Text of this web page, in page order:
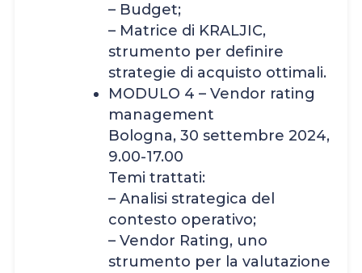
– Budget;
– Matrice di KRALJIC,
strumento per definire
strategie di acquisto ottimali.
MODULO 4 – Vendor rating
management
Bologna, 30 settembre 2024,
9.00-17.00
Temi trattati:
– Analisi strategica del
contesto operativo;
– Vendor Rating, uno
strumento per la valutazione